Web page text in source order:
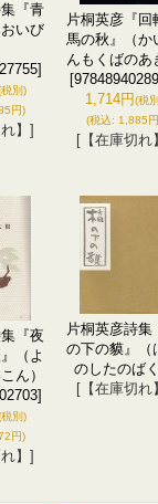
『青
いび
別)
円)
】]
片桐英彦『回
馬の秋』（か
んもくばのあ
1,714円(税
(税込: 1,885
[【在庫切れ
『夜
（よ
ん）
別)
円)
】]
片桐英彦詩集
の下の貘』（
のしたのばく
[【在庫切れ